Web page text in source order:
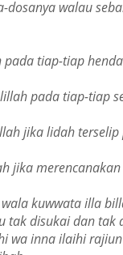
dosanya walau
pada tiap-tiap
pada tiap-tiap
jika lidah
jika
kuwwata illa
tak disukai dan tak
wa inna ilaihi